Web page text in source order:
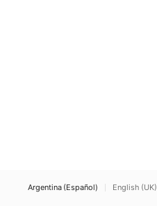
Argentina (Español) English (UK)